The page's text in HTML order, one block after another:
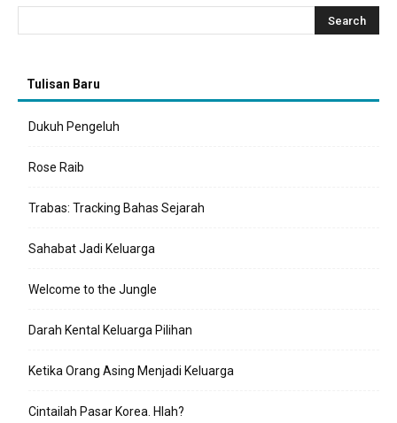
Tulisan Baru
Dukuh Pengeluh
Rose Raib
Trabas: Tracking Bahas Sejarah
Sahabat Jadi Keluarga
Welcome to the Jungle
Darah Kental Keluarga Pilihan
Ketika Orang Asing Menjadi Keluarga
Cintailah Pasar Korea. Hlah?